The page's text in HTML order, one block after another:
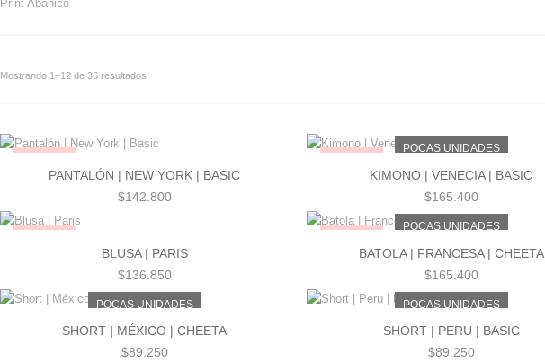
Print Abanico
Mostrando 1–12 de 36 resultados
Ordenado por los últimos
PANTALÓN | NEW YORK | BASIC
$142.800
POCAS UNIDADES
KIMONO | VENECIA | BASIC
$165.400
BLUSA | PARIS
$136.850
POCAS UNIDADES
BATOLA | FRANCESA | CHEETA
$165.400
POCAS UNIDADES
SHORT | MÉXICO | CHEETA
$89.250
POCAS UNIDADES
SHORT | PERU | BASIC
$89.250